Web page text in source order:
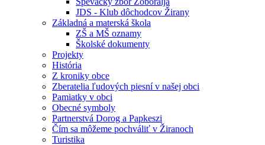
JDS - Klub dôchodcov Žirany
Základná a materská škola
ZŠ a MŠ oznamy
Školské dokumenty
Projekty
História
Z kroniky obce
Zberatelia ľudových piesní v našej obci
Pamiatky v obci
Obecné symboly
Partnerstvá Dorog a Papkeszi
Čím sa môžeme pochváliť v Žiranoch
Turistika